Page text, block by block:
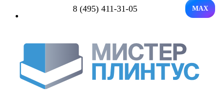
8 (495) 411-31-05 MAX